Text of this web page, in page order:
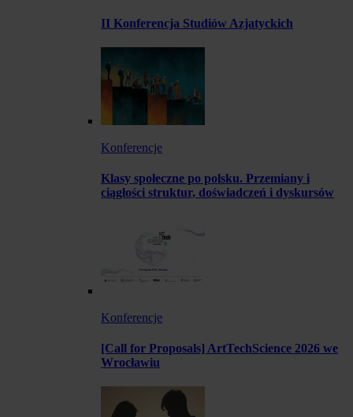
II Konferencja Studiów Azjatyckich
Konferencje
Klasy społeczne po polsku. Przemiany i
ciągłości struktur, doświadczeń i dyskursów
Konferencje
[Call for Proposals] ArtTechScience 2026 we
Wrocławiu